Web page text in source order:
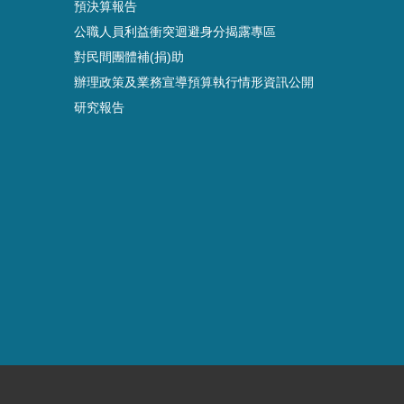
預決算報告
公職人員利益衝突迴避身分揭露專區
對民間團體補(捐)助
辦理政策及業務宣導預算執行情形資訊公開
研究報告